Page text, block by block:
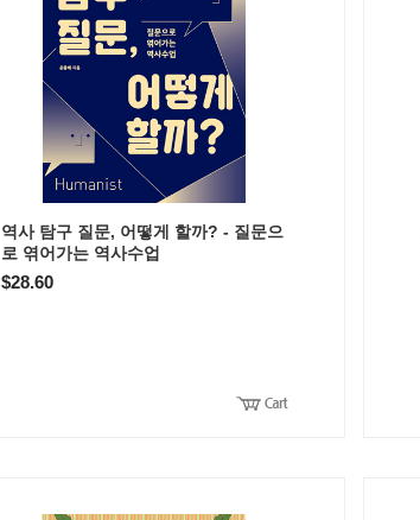
역사 탐구 질문, 어떻게 할까? - 질문으
로 엮어가는 역사수업
$28.60